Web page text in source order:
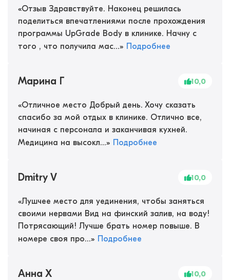
«Отзыв Здравствуйте. Наконец решилась
поделиться впечатлениями после прохождения
программы UpGrade Body в клинике. Начну с
того , что получила мас...» Подробнее
Марина Г 10,0
«Отличное место Добрый день. Хочу сказать
спасибо за мой отдых в клинике. Отлично все,
начиная с персонала и заканчивая кухней.
Медицина на высокл...» Подробнее
Dmitry V 10,0
«Лушчее место для уединения, чтобы заняться
своими нервами Вид на финский залив, на воду!
Потрясающий! Лучше брать номер повыше. В
номере своя про...» Подробнее
Анна Х 10,0